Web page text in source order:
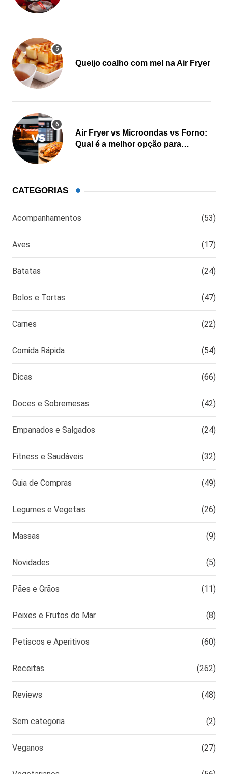
Queijo coalho com mel na Air Fryer
Air Fryer vs Microondas vs Forno:
Qual é a melhor opção para
CATEGORIAS
Acompanhamentos (53)
Aves (17)
Batatas (24)
Bolos e Tortas (47)
Carnes (22)
Comida Rápida (54)
Dicas (66)
Doces e Sobremesas (42)
Empanados e Salgados (24)
Fitness e Saudáveis (32)
Guia de Compras (49)
Legumes e Vegetais (26)
Massas (9)
Novidades (5)
Pães e Grãos (11)
Peixes e Frutos do Mar (8)
Petiscos e Aperitivos (60)
Receitas (262)
Reviews (48)
Sem categoria (2)
Veganos (27)